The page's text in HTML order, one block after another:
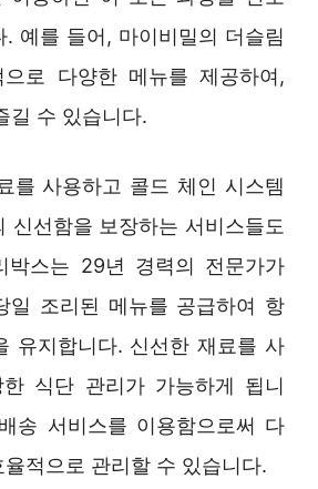
. 예를 들어, 마이비밀의 더슬림
으로 다양한 메뉴를 제공하여,
길 수 있습니다.
를 사용하고 콜드 체인 시스템
신선함을 보장하는 서비스들도
박스는 29년 경력의 전문가가
일 조리된 메뉴를 공급하여 항
유지합니다. 신선한 재료를 사
한 식단 관리가 가능하게 됩니
송 서비스를 이용함으로써 다
적으로 관리할 수 있습니다.